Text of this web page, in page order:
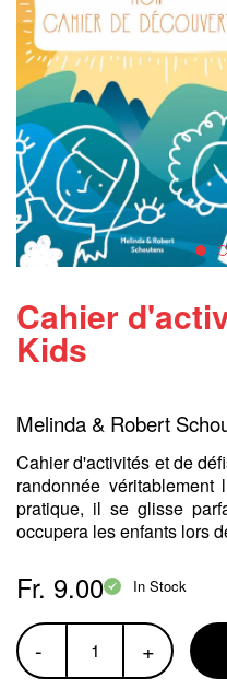
Cahier
Kids
Melinda & Robert
Cahier d'activités et de
randonnée
pratique, il se glisse
occupera les enfants lors
Fr. 9.00 In Stock
- +